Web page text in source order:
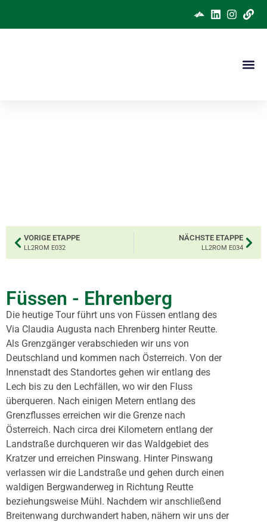
VORIGE ETAPPE
LL2ROM E032
NÄCHSTE ETAPPE
LL2ROM E034
Füssen - Ehrenberg
Die heutige Tour führt uns von Füssen entlang des
Via Claudia Augusta nach Ehrenberg hinter Reutte.
Als Grenzgänger verabschieden wir uns von
Deutschland und kommen nach Österreich. Von der
Innenstadt des Standortes gehen wir entlang des
Lech bis zu den Lechfällen, wo wir den Fluss
überqueren. Nach einigen Metern entlang des
Grenzflusses erreichen wir die Grenze nach
Österreich. Nach circa drei Kilometern entlang der
Landstraße durchqueren wir das Waldgebiet des
Kratzer und erreichen Pinswang. Hinter Pinswang
verlassen wir die Landstraße und gehen durch einen
waldigen Bergwanderweg in Richtung Reutte
beziehungsweise Mühl. Nachdem wir anschließend
Breitenwang durchwandert haben, nähern wir uns der